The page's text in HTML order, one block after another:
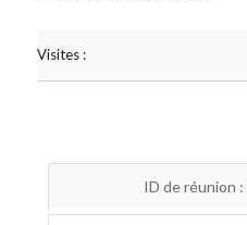
Visites :
ID de réunion :